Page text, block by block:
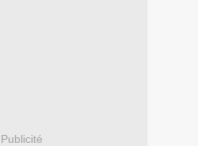
Publicité